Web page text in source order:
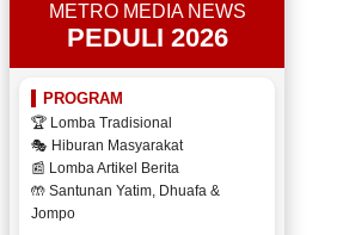
METRO MEDIA NEWS
PEDULI 2026
PROGRAM
🏆 Lomba Tradisional
🎭 Hiburan Masyarakat
📰 Lomba Artikel Berita
🤲 Santunan Yatim, Dhuafa &
Jompo